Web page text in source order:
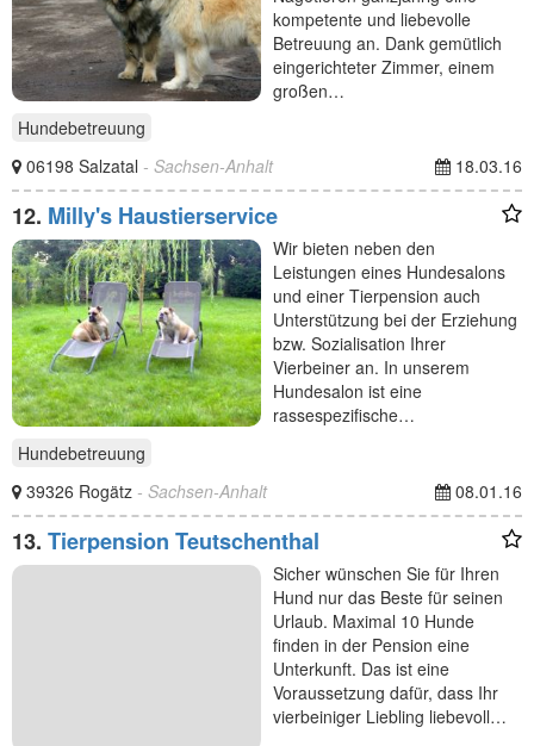
kompetente und liebevolle
Betreuung an. Dank gemütlich
eingerichteter Zimmer, einem
großen…
Hundebetreuung
06198 Salzatal - Sachsen-Anhalt 18.03.16
12. Milly's Haustierservice
Wir bieten neben den
Leistungen eines Hundesalons
und einer Tierpension auch
Unterstützung bei der Erziehung
bzw. Sozialisation Ihrer
Vierbeiner an. In unserem
Hundesalon ist eine
rassespezifische…
Hundebetreuung
39326 Rogätz - Sachsen-Anhalt 08.01.16
13. Tierpension Teutschenthal
Sicher wünschen Sie für Ihren
Hund nur das Beste für seinen
Urlaub. Maximal 10 Hunde
finden in der Pension eine
Unterkunft. Das ist eine
Voraussetzung dafür, dass Ihr
vierbeiniger Liebling liebevoll…